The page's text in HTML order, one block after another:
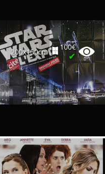
200x150cm
100€
✔